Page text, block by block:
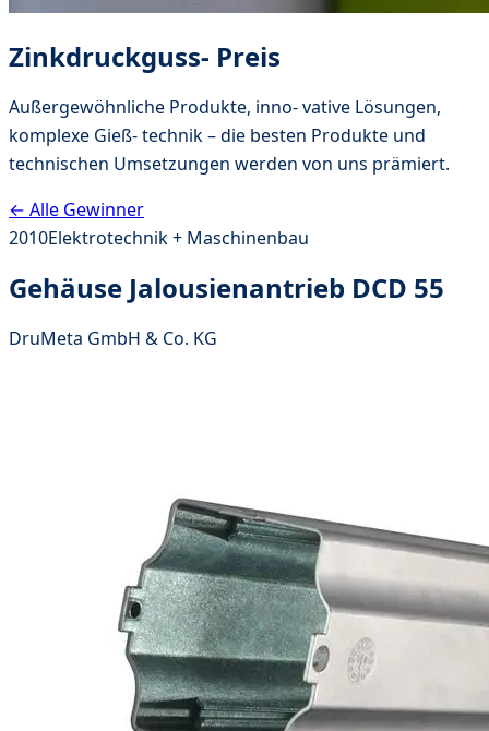
Zinkdruckguss- Preis
Außergewöhnliche Produkte, inno- vative Lösungen,
komplexe Gieß- technik – die besten Produkte und
technischen Umsetzungen werden von uns prämiert.
← Alle Gewinner
2010Elektrotechnik + Maschinenbau
Gehäuse Jalousienantrieb DCD 55
DruMeta GmbH & Co. KG